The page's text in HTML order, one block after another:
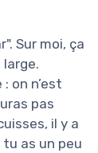
Sur moi, ça
on n’est
pas
il y a
tu as un peu